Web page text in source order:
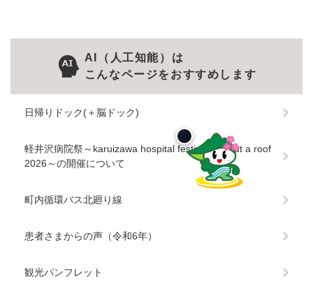
AI（人工知能）は
こんなページをおすすめします
日帰りドック(＋脳ドック)
軽井沢病院祭～karuizawa hospital festival without a roof
2026～の開催について
町内循環バス北廻り線
患者さまからの声（令和6年）
観光パンフレット